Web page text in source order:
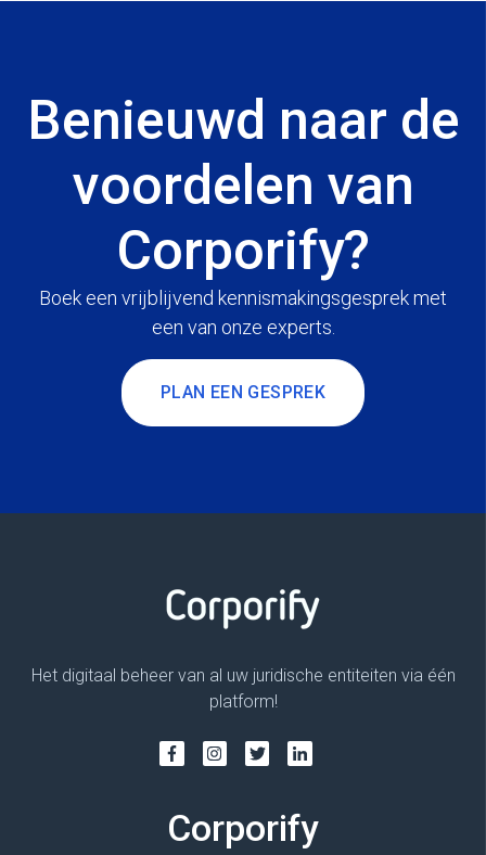
Benieuwd naar de
voordelen van
Corporify?
Boek een vrijblijvend kennismakingsgesprek met
een van onze experts.
PLAN EEN GESPREK
Het digitaal beheer van al uw juridische entiteiten via één
platform!
Corporify